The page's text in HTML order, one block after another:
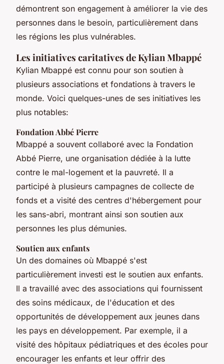
démontrent son engagement à améliorer la vie des
personnes dans le besoin, particulièrement dans
les régions les plus vulnérables.
Les initiatives caritatives de Kylian Mbappé
Kylian Mbappé est connu pour son soutien à
plusieurs associations et fondations à travers le
monde. Voici quelques-unes de ses initiatives les
plus notables:
Fondation Abbé Pierre
Mbappé a souvent collaboré avec la Fondation
Abbé Pierre, une organisation dédiée à la lutte
contre le mal-logement et la pauvreté. Il a
participé à plusieurs campagnes de collecte de
fonds et a visité des centres d'hébergement pour
les sans-abri, montrant ainsi son soutien aux
personnes les plus démunies.
Soutien aux enfants
Un des domaines où Mbappé s'est
particulièrement investi est le soutien aux enfants.
Il a travaillé avec des associations qui fournissent
des soins médicaux, de l'éducation et des
opportunités de développement aux jeunes dans
les pays en développement. Par exemple, il a
visité des hôpitaux pédiatriques et des écoles pour
encourager les enfants et leur offrir des